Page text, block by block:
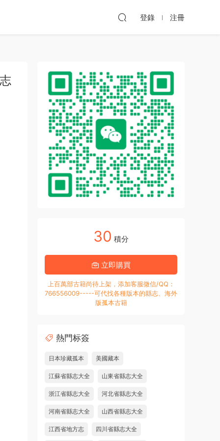
登錄 注冊
30 積分
立即購買
上百萬部古籍尚待上架，添加客服微信/QQ：
766556009-----可代找各種版本的縣志、海外
版孤本古籍
熱門标簽
日本珍藏孤本 美國藏本
江蘇省縣志大全 山東省縣志大全
浙江省縣志大全 河北省縣志大全
河南省縣志大全 山西省縣志大全
江西省地方志 四川省縣志大全